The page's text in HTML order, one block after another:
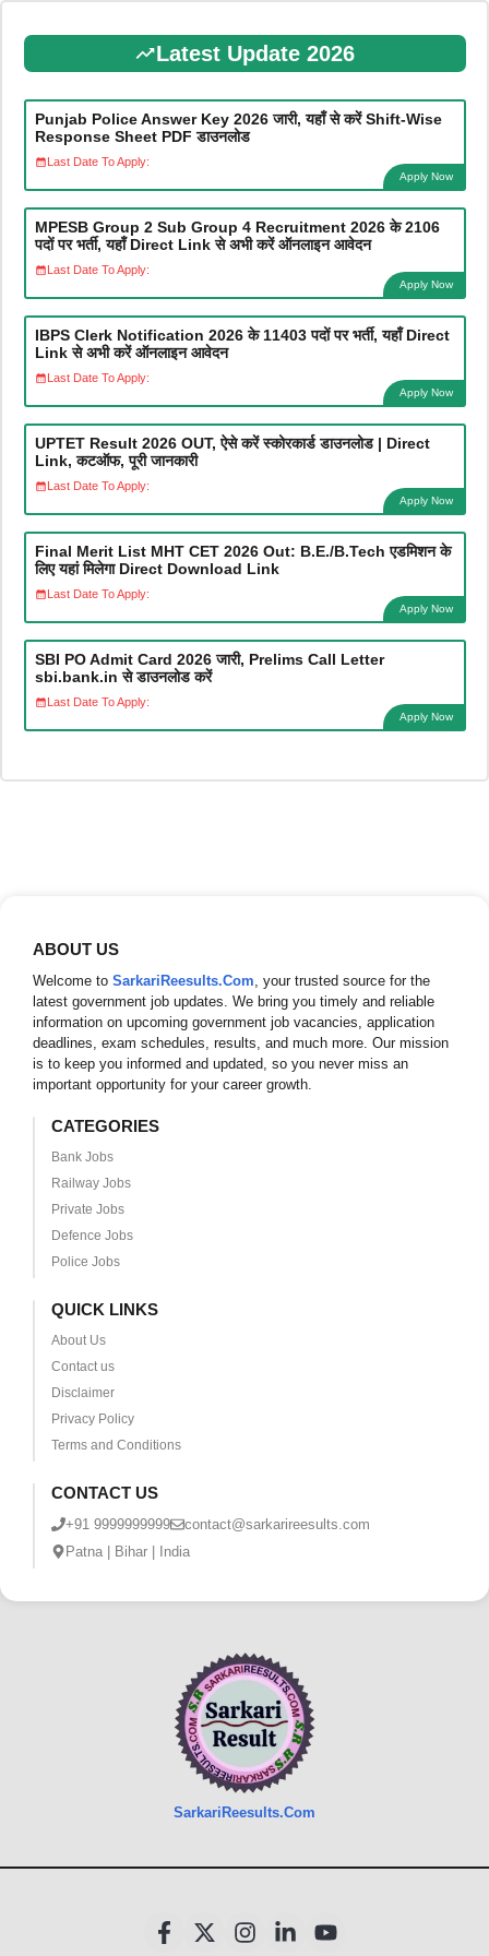
Latest Update 2026
Punjab Police Answer Key 2026 जारी, यहाँ से करें Shift-Wise
Response Sheet PDF डाउनलोड
Last Date To Apply:
Apply Now
MPESB Group 2 Sub Group 4 Recruitment 2026 के 2106
पदों पर भर्ती, यहाँ Direct Link से अभी करें ऑनलाइन आवेदन
Last Date To Apply:
Apply Now
IBPS Clerk Notification 2026 के 11403 पदों पर भर्ती, यहाँ Direct
Link से अभी करें ऑनलाइन आवेदन
Last Date To Apply:
Apply Now
UPTET Result 2026 OUT, ऐसे करें स्कोरकार्ड डाउनलोड | Direct
Link, कटऑफ, पूरी जानकारी
Last Date To Apply:
Apply Now
Final Merit List MHT CET 2026 Out: B.E./B.Tech एडमिशन के
लिए यहां मिलेगा Direct Download Link
Last Date To Apply:
Apply Now
SBI PO Admit Card 2026 जारी, Prelims Call Letter
sbi.bank.in से डाउनलोड करें
Last Date To Apply:
Apply Now
ABOUT US
Welcome to SarkariReesults.Com, your trusted source for the
latest government job updates. We bring you timely and reliable
information on upcoming government job vacancies, application
deadlines, exam schedules, results, and much more. Our mission
is to keep you informed and updated, so you never miss an
important opportunity for your career growth.
CATEGORIES
Bank Jobs
Railway Jobs
Private Jobs
Defence Jobs
Police Jobs
QUICK LINKS
About Us
Contact us
Disclaimer
Privacy Policy
Terms and Conditions
CONTACT US
+91 9999999999
contact@sarkarireesults.com
Patna | Bihar | India
SarkariReesults.Com